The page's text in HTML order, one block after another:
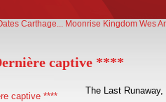
Carthage... Moonrise Kingdom Wes
captive ****
The Last